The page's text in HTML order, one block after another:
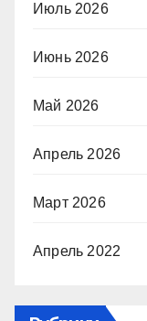
Июль 2026
Июнь 2026
Май 2026
Апрель 2026
Март 2026
Апрель 2022